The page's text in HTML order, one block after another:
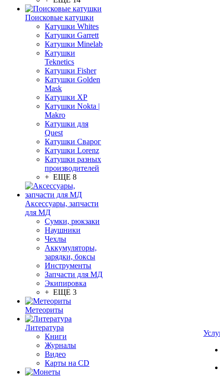
Поисковые катушки
Катушки Whites
Катушки Garrett
Катушки Minelab
Катушки
Teknetics
Катушки Fisher
Катушки Golden
Mask
Катушки XP
Катушки Nokta |
Makro
Катушки для
Quest
Катушки Сварог
Катушки Lorenz
Катушки разных
производителей
+ ЕЩЕ 8
Аксессуары, запчасти
для МД
Сумки, рюкзаки
Наушники
Чехлы
Аккумуляторы,
зарядки, боксы
Инструменты
Запчасти для МД
Экипировка
+ ЕЩЕ 3
Метеориты
Литература
Книги
Журналы
Видео
Карты на CD